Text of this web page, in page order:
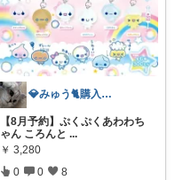
💎みゅう🐈購入感謝(❀ᴗ͈ˬᴗ͈)⁾
【8月予約】ぷくぷくあわわち
ゃん ころんと ...
￥ 3,280
0 0 8